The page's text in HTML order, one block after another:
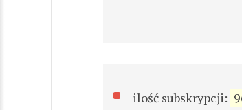
ilość subskrypcji: